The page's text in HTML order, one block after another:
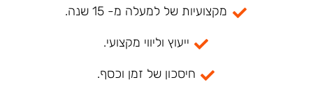
מקצועיות של למעלה מ- 15 שנה.
ייעוץ וליווי מקצועי.
חיסכון של זמן וכסף.